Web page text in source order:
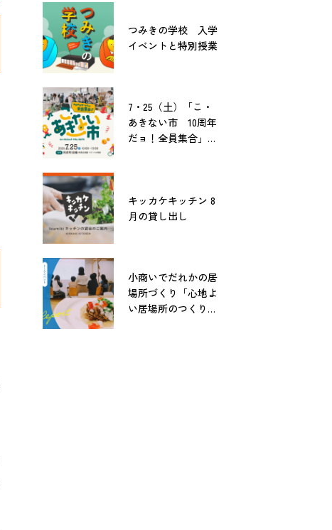
つみきの学校 入学
イベントと特別授業
7・25（土）「こ・
あきない市 10周年
だョ！全員集合」開
キッカケキッチン 8
月の貸し出し
小商いでだれかの居
場所づくり「心地よ
い居場所のつくりか